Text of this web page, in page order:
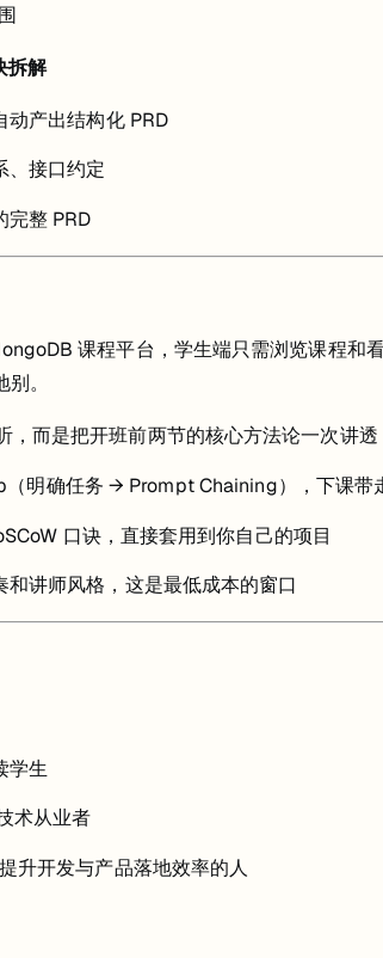
拆解
产出结构化 PRD
、接口约定
完整 PRD
课程平台，学生端只需浏览课程和
。
，而是把开班前两节的核心方法论一次讲透
明确任务 → Prompt Chaining），下课带
口诀，直接套用到你自己的项目
和讲师风格，这是最低成本的窗口
学生
术从业者
升开发与产品落地效率的人